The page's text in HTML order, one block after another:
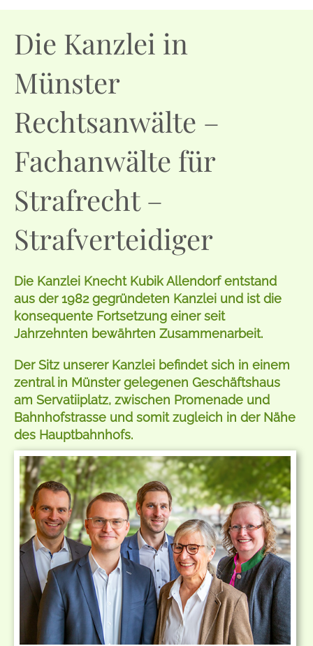
Die Kanzlei in
Münster
Rechtsanwälte –
Fachanwälte für
Strafrecht –
Strafverteidiger
Die Kanzlei Knecht Kubik Allendorf entstand
aus der 1982 gegründeten Kanzlei und ist die
konsequente Fortsetzung einer seit
Jahrzehnten bewährten Zusammenarbeit.
Der Sitz unserer Kanzlei befindet sich in einem
zentral in Münster gelegenen Geschäftshaus
am Servatiiplatz, zwischen Promenade und
Bahnhofstrasse und somit zugleich in der Nähe
des Hauptbahnhofs.